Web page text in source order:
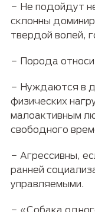
− Не подойдут
склонны
твердой волей,
− Порода
− Нуждаются в
физических
малоактивным
свободного
− Агрессивны,
ранней
управляемыми.
− «Собака